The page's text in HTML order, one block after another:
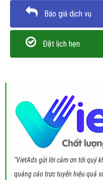
Báo giá dịch vụ
Đặt lịch hẹn
"VietAds gửi lời cảm ơn tới quý
quảng cáo trực tuyến hiệu quả